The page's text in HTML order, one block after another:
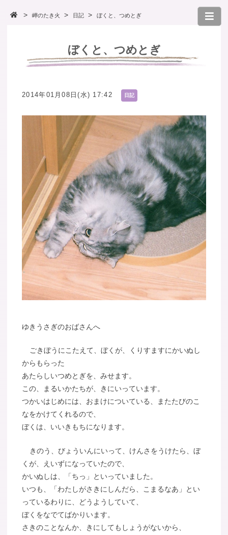
岬のたき火 日記 ぼくと、つめとぎ
ぼくと、つめとぎ
2014年01月08日(水) 17:42 日記
ゆきうさぎのおばさんへ
ごきぼうにこたえて、ぼくが、くりすますにかいぬし
からもらった
あたらしいつめとぎを、みせます。
この、まるいかたちが、きにいっています。
つかいはじめには、おまけについている、またたびのこ
なをかけてくれるので、
ぼくは、いいきもちになります。
きのう、びょういんにいって、けんさをうけたら、ぼ
くが、えいずになっていたので、
かいぬしは、「ちっ」といっていました。
いつも、「わたしがさきにしんだら、こまるなあ」とい
っているわりに、どうようしていて、
ぼくをなでてばかりいます。
さきのことなんか、きにしてもしょうがないから、